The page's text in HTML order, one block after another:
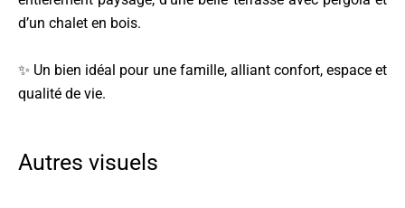
d’un chalet en bois.
✨ Un bien idéal pour une famille, alliant confort, espace et
qualité de vie.
Autres visuels